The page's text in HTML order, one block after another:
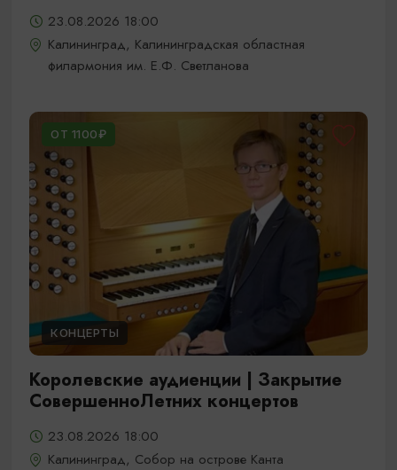
23.08.2026 18:00
Калининград, Калининградская областная
филармония им. Е.Ф. Светланова
ОТ 1100₽
КОНЦЕРТЫ
Королевские аудиенции | Закрытие
СовершенноЛетних концертов
23.08.2026 18:00
Калининград, Собор на острове Канта